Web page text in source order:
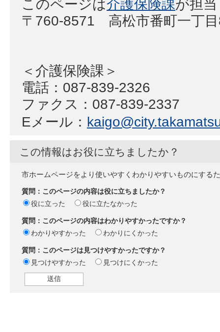
このページは介護保険課が担
〒760-8571 高松市番町一丁
＜介護保険課＞
電話：087-839-2326
ファクス：087-839-2337
Eメール：
この情報はお役に立ちましたか？
市ホームページをより使いやすくわかりやすいものにする
質問：このページの内容は役に立ちましたか？
役に立った
役に立たなかった
質問：このページの内容はわかりやすかったですか？
わかりやすかった
わかりにくかった
質問：このページは見つけやすかったですか？
見つけやすかった
見つけにくかった